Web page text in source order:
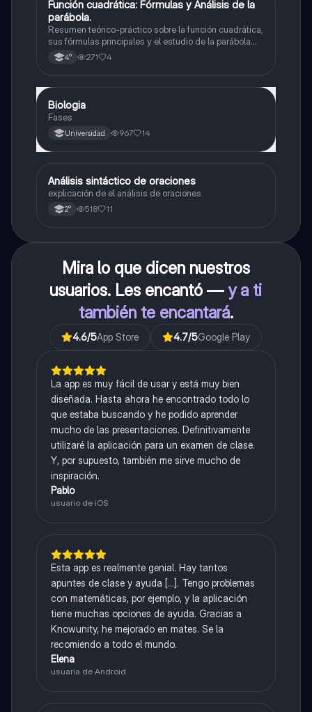
Matemáticas
Función cuadrática: Fórmulas y Análisis de la
parábola.
Resumen teórico-práctico sobre la función cuadrática,
sus fórmulas principales y el estudio de la parábola
como representación gráfica.Incluye desarrollo de la
forma general, cálculo de raíces, vértice y elementos
4° 271 4
Biología
Biologia
Fases
Universidad 967 14
Lengua
Análisis sintáctico de oraciones
explicación de el análisis de oraciones
2° 518 11
Mira lo que dicen nuestros
usuarios. Les encantó —y a ti
también te encantará.
4.6/5App Store 4.7/5Google Play
La app es muy fácil de usar y está muy bien
diseñada. Hasta ahora he encontrado todo lo
que estaba buscando y he podido aprender
mucho de las presentaciones. Definitivamente
utilizaré la aplicación para un examen de clase.
Y, por supuesto, también me sirve mucho de
inspiración.
Pablo
usuario de iOS
Esta app es realmente genial. Hay tantos
apuntes de clase y ayuda [...]. Tengo problemas
con matemáticas, por ejemplo, y la aplicación
tiene muchas opciones de ayuda. Gracias a
Knowunity, he mejorado en mates. Se la
recomiendo a todo el mundo.
Elena
usuaria de Android